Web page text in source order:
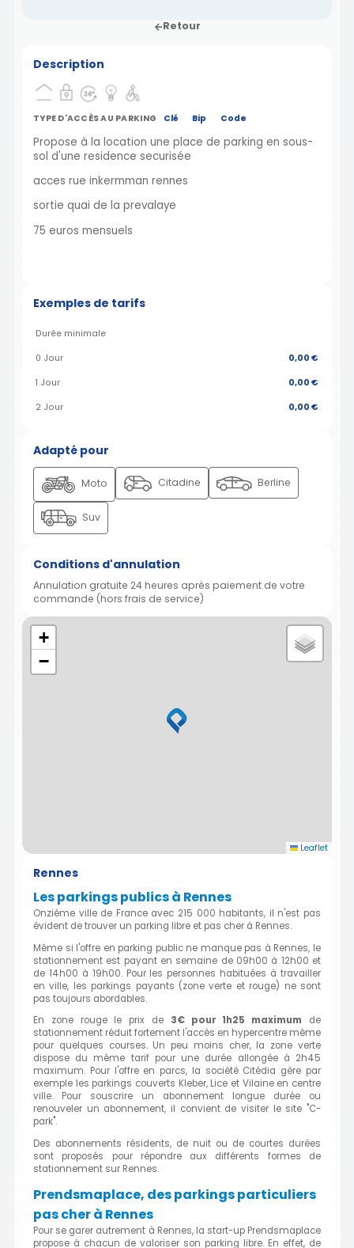
Retour
Description
TYPE D'ACCÈS AU PARKING Clé Bip Code
Propose à la location une place de parking en sous-
sol d'une residence securisée
acces rue inkermman rennes
sortie quai de la prevalaye
75 euros mensuels
Exemples de tarifs
Durée minimale
0 Jour 0,00 €
1 Jour 0,00 €
2 Jour 0,00 €
Adapté pour
Moto Citadine Berline
Suv
Conditions d'annulation
Annulation gratuite 24 heures après paiement de votre
commande (hors frais de service)
+
−
Leaflet
Rennes
Les parkings publics à Rennes
Onzième ville de France avec 215 000 habitants, il n'est pas
évident de trouver un parking libre et pas cher à Rennes.
Même si l'offre en parking public ne manque pas à Rennes, le
stationnement est payant en semaine de 09h00 à 12h00 et
de 14h00 à 19h00. Pour les personnes habituées à travailler
en ville, les parkings payants (zone verte et rouge) ne sont
pas toujours abordables.
En zone rouge le prix de 3€ pour 1h25 maximum de
stationnement réduit fortement l'accès en hypercentre même
pour quelques courses. Un peu moins cher, la zone verte
dispose du même tarif pour une durée allongée à 2h45
maximum. Pour l'offre en parcs, la société Citédia gère par
exemple les parkings couverts Kleber, Lice et Vilaine en centre
ville. Pour souscrire un abonnement longue durée ou
renouveler un abonnement, il convient de visiter le site "C-
park".
Des abonnements résidents, de nuit ou de courtes durées
sont proposés pour répondre aux différents formes de
stationnement sur Rennes.
Prendsmaplace, des parkings particuliers
pas cher à Rennes
Pour se garer autrement à Rennes, la start-up Prendsmaplace
propose à chacun de valoriser son parking libre. En effet, de